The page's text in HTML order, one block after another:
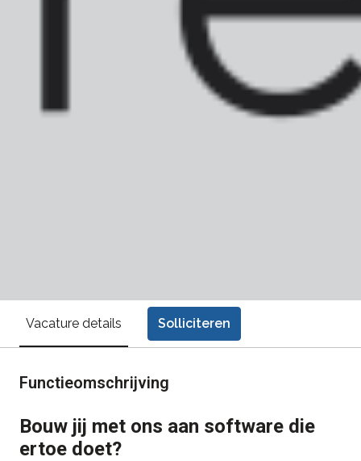
Vacature details Solliciteren
Functieomschrijving
Bouw jij met ons aan software die
ertoe doet?